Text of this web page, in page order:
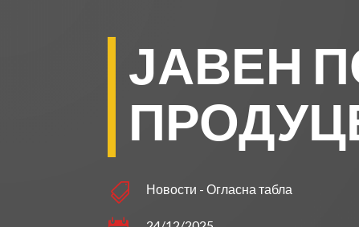
ЈАВЕН
 Новости - Огласна табла